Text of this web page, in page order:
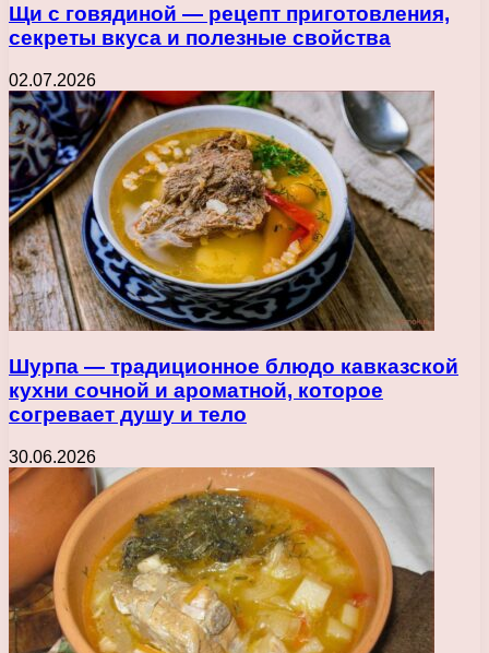
Щи с говядиной — рецепт приготовления,
секреты вкуса и полезные свойства
02.07.2026
Шурпа — традиционное блюдо кавказской
кухни сочной и ароматной, которое
согревает душу и тело
30.06.2026